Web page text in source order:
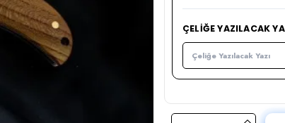
ÇELIĞE YAZILACAK